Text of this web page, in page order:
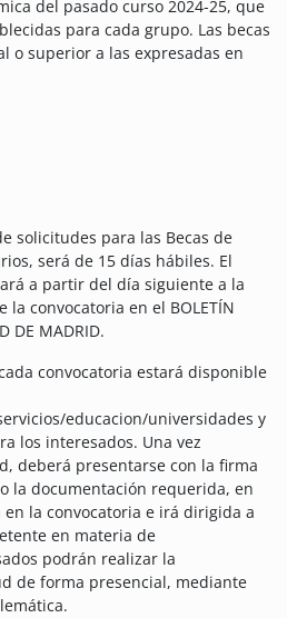
del pasado curso 2024-25, que
para cada grupo. Las becas
o superior a las expresadas en
solicitudes para las Becas de
será de 15 días hábiles. El
a partir del día siguiente a la
convocatoria en el BOLETÍN
DE MADRID.
convocatoria estará disponible
educacion/universidades y
los interesados. Una vez
deberá presentarse con la firma
la documentación requerida, en
la convocatoria e irá dirigida a
en materia de
podrán realizar la
de forma presencial, mediante